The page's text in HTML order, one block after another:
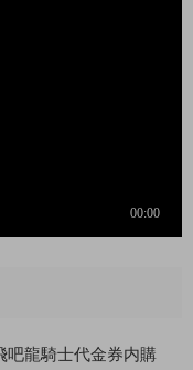
吧龍騎士代金券内購